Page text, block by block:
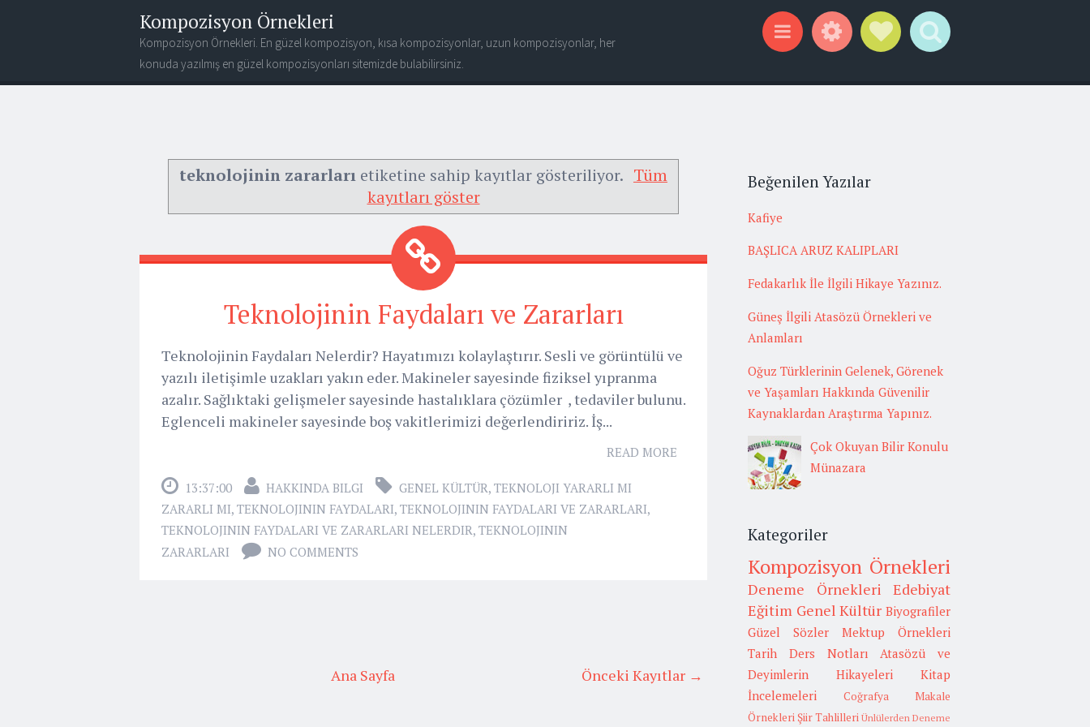
Kompozisyon Örnekleri
Kompozisyon Örnekleri. En güzel kompozisyon, kısa kompozisyonlar, uzun kompozisyonlar, her
konuda yazılmış en güzel kompozisyonları sitemizde bulabilirsiniz.
teknolojinin zararları etiketine sahip kayıtlar gösteriliyor. Tüm
kayıtları göster
Teknolojinin Faydaları ve Zararları
Teknolojinin Faydaları Nelerdir? Hayatımızı kolaylaştırır. Sesli ve görüntülü ve
yazılı iletişimle uzakları yakın eder. Makineler sayesinde fiziksel yıpranma
azalır. Sağlıktaki gelişmeler sayesinde hastalıklara çözümler , tedaviler bulunu.
Eglenceli makineler sayesinde boş vakitlerimizi değerlendiririz. İş...
READ MORE
13:37:00 HAKKINDA BILGI GENEL KÜLTÜR, TEKNOLOJI YARARLI MI
ZARARLI MI, TEKNOLOJININ FAYDALARI, TEKNOLOJININ FAYDALARI VE ZARARLARI,
TEKNOLOJININ FAYDALARI VE ZARARLARI NELERDIR, TEKNOLOJININ
ZARARLARI
NO COMMENTS
Önceki Kayıtlar →
Ana Sayfa
Beğenilen Yazılar
Kafiye
BAŞLICA ARUZ KALIPLARI
Fedakarlık İle İlgili Hikaye Yazınız.
Güneş İlgili Atasözü Örnekleri ve
Anlamları
Oğuz Türklerinin Gelenek, Görenek
ve Yaşamları Hakkında Güvenilir
Kaynaklardan Araştırma Yapınız.
Çok Okuyan Bilir Konulu
Münazara
Kategoriler
Kompozisyon Örnekleri
Deneme Örnekleri
Edebiyat
Eğitim Genel Kültür Biyografiler
Güzel Sözler
Mektup Örnekleri
Tarih
Ders Notları
Atasözü ve
Deyimlerin Hikayeleri
Kitap
İncelemeleri
Coğrafya
Makale
Örnekleri Şiir Tahlilleri Ünlülerden Deneme